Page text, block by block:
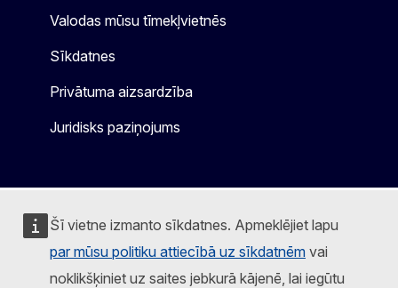
Šī vietne izmanto sīkdatnes. Apmeklējiet lapu
par mūsu politiku attiecībā uz sīkdatnēm vai
noklikšķiniet uz saites jebkurā kājenē, lai iegūtu
Valodas mūsu tīmekļvietnēs
Sīkdatnes
Privātuma aizsardzība
Juridisks paziņojums